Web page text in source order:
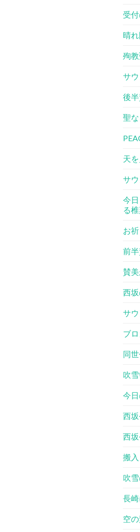
受
晴
殉
サ
後
聖
天
サ
今
る
お祈
前
賛
西
サ
ブ
同
吹
今
西
西
搬入
吹
長
空